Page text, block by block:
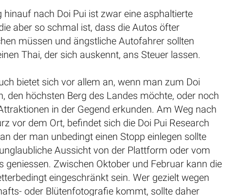
hinauf nach Doi Pui ist zwar eine asphaltierte
aber so schmal ist, dass die Autos öfter
müssen und ängstliche Autofahrer sollten
Thai, der sich auskennt, ans Steuer lassen.
bietet sich vor allem an, wenn man zum Doi
den höchsten Berg des Landes möchte, oder noch
in der Gegend erkunden. Am Weg nach
vor dem Ort, befindet sich die Doi Pui Research
der man unbedingt einen Stopp einlegen sollte
Aussicht von der Plattform oder vom
geniessen. Zwischen Oktober und Februar kann die
eingeschränkt sein. Wer gezielt wegen
oder Blütenfotografie kommt, sollte daher